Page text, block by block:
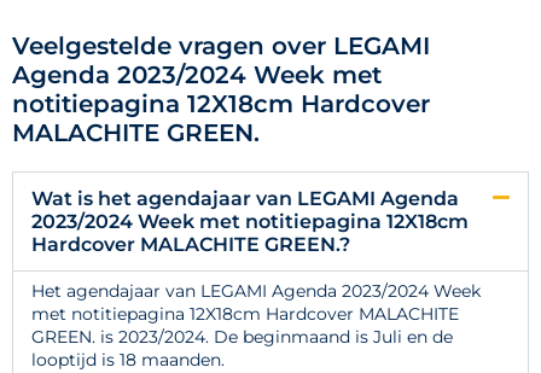
Veelgestelde vragen over LEGAMI
Agenda 2023/2024 Week met
notitiepagina 12X18cm Hardcover
MALACHITE GREEN.
Wat is het agendajaar van LEGAMI Agenda
2023/2024 Week met notitiepagina 12X18cm
Hardcover MALACHITE GREEN.?
Het agendajaar van LEGAMI Agenda 2023/2024 Week
met notitiepagina 12X18cm Hardcover MALACHITE
GREEN. is 2023/2024. De beginmaand is Juli en de
looptijd is 18 maanden.